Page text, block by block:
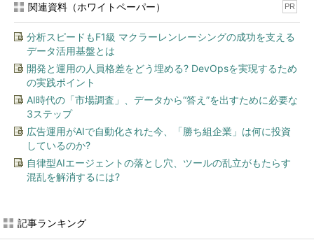
関連資料（ホワイトペーパー） PR
分析スピードもF1級 マクラーレンレーシングの成功を支える
データ活用基盤とは
開発と運用の人員格差をどう埋める? DevOpsを実現するため
の実践ポイント
AI時代の「市場調査」、データから“答え”を出すために必要な
3ステップ
広告運用がAIで自動化された今、「勝ち組企業」は何に投資
しているのか?
自律型AIエージェントの落とし穴、ツールの乱立がもたらす
混乱を解消するには?
記事ランキング